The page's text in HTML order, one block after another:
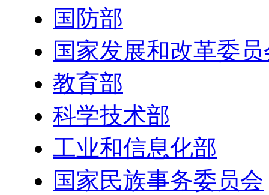
国防部
国家发展和改革委
教育部
科学技术部
工业和信息化部
国家民族事务委员会